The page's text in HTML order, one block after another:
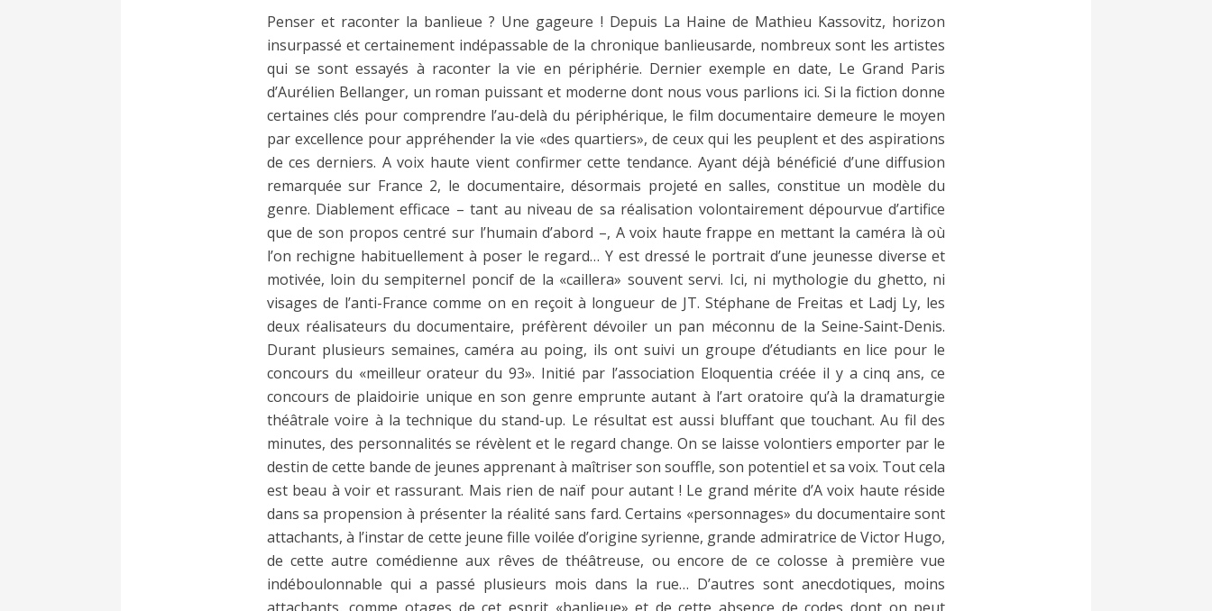
Penser et raconter la banlieue ? Une gageure ! Depuis La Haine de Mathieu Kassovitz, horizon
insurpassé et certainement indépassable de la chronique banlieusarde, nombreux sont les artistes
qui se sont essayés à raconter la vie en périphérie. Dernier exemple en date, Le Grand Paris
d’Aurélien Bellanger, un roman puissant et moderne dont nous vous parlions ici. Si la fiction donne
certaines clés pour comprendre l’au-delà du périphérique, le film documentaire demeure le moyen
par excellence pour appréhender la vie «des quartiers», de ceux qui les peuplent et des aspirations
de ces derniers. A voix haute vient confirmer cette tendance. Ayant déjà bénéficié d’une diffusion
remarquée sur France 2, le documentaire, désormais projeté en salles, constitue un modèle du
genre. Diablement efficace – tant au niveau de sa réalisation volontairement dépourvue d’artifice
que de son propos centré sur l’humain d’abord –, A voix haute frappe en mettant la caméra là où
l’on rechigne habituellement à poser le regard… Y est dressé le portrait d’une jeunesse diverse et
motivée, loin du sempiternel poncif de la «caillera» souvent servi. Ici, ni mythologie du ghetto, ni
visages de l’anti-France comme on en reçoit à longueur de JT. Stéphane de Freitas et Ladj Ly, les
deux réalisateurs du documentaire, préfèrent dévoiler un pan méconnu de la Seine-Saint-Denis.
Durant plusieurs semaines, caméra au poing, ils ont suivi un groupe d’étudiants en lice pour le
concours du «meilleur orateur du 93». Initié par l’association Eloquentia créée il y a cinq ans, ce
concours de plaidoirie unique en son genre emprunte autant à l’art oratoire qu’à la dramaturgie
théâtrale voire à la technique du stand-up. Le résultat est aussi bluffant que touchant. Au fil des
minutes, des personnalités se révèlent et le regard change. On se laisse volontiers emporter par le
destin de cette bande de jeunes apprenant à maîtriser son souffle, son potentiel et sa voix. Tout cela
est beau à voir et rassurant. Mais rien de naïf pour autant ! Le grand mérite d’A voix haute réside
dans sa propension à présenter la réalité sans fard. Certains «personnages» du documentaire sont
attachants, à l’instar de cette jeune fille voilée d’origine syrienne, grande admiratrice de Victor Hugo,
de cette autre comédienne aux rêves de théâtreuse, ou encore de ce colosse à première vue
indéboulonnable qui a passé plusieurs mois dans la rue… D’autres sont anecdotiques, moins